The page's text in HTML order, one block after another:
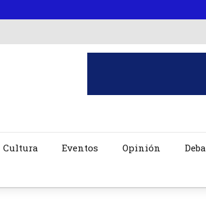
Cultura Eventos Opinión